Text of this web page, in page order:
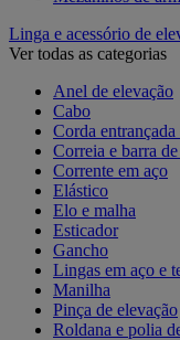
Linga e acessório de
Ver todas as categorias
Anel de elevação
Cabo
Corda entrançada
Correia e barra
Corrente em aço
Elástico
Elo e malha
Esticador
Gancho
Lingas em aço e
Manilha
Pinça de elevação
Roldana e polia